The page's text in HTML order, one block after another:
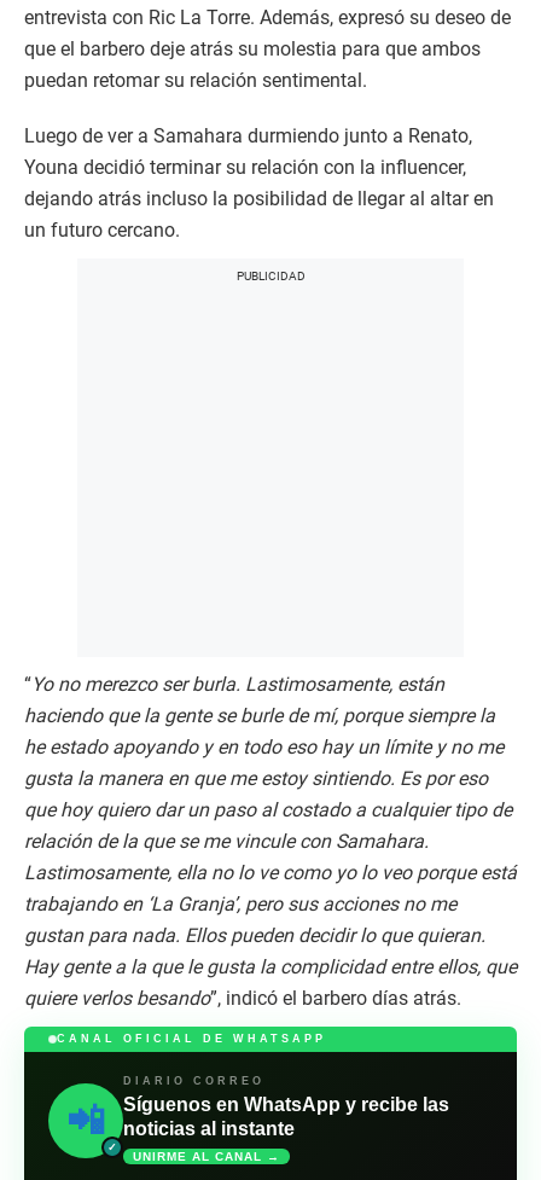
entrevista con Ric La Torre. Además, expresó su deseo de
que el barbero deje atrás su molestia para que ambos
puedan retomar su relación sentimental.
Luego de ver a Samahara durmiendo junto a Renato,
Youna decidió terminar su relación con la influencer,
dejando atrás incluso la posibilidad de llegar al altar en
un futuro cercano.
“Yo no merezco ser burla. Lastimosamente, están
haciendo que la gente se burle de mí, porque siempre la
he estado apoyando y en todo eso hay un límite y no me
gusta la manera en que me estoy sintiendo. Es por eso
que hoy quiero dar un paso al costado a cualquier tipo de
relación de la que se me vincule con Samahara.
Lastimosamente, ella no lo ve como yo lo veo porque está
trabajando en ‘La Granja’, pero sus acciones no me
gustan para nada. Ellos pueden decidir lo que quieran.
Hay gente a la que le gusta la complicidad entre ellos, que
quiere verlos besando”, indicó el barbero días atrás.
CANAL OFICIAL DE WHATSAPP
📲
✓
DIARIO CORREO
Síguenos en WhatsApp y recibe las
noticias al instante
UNIRME AL CANAL →